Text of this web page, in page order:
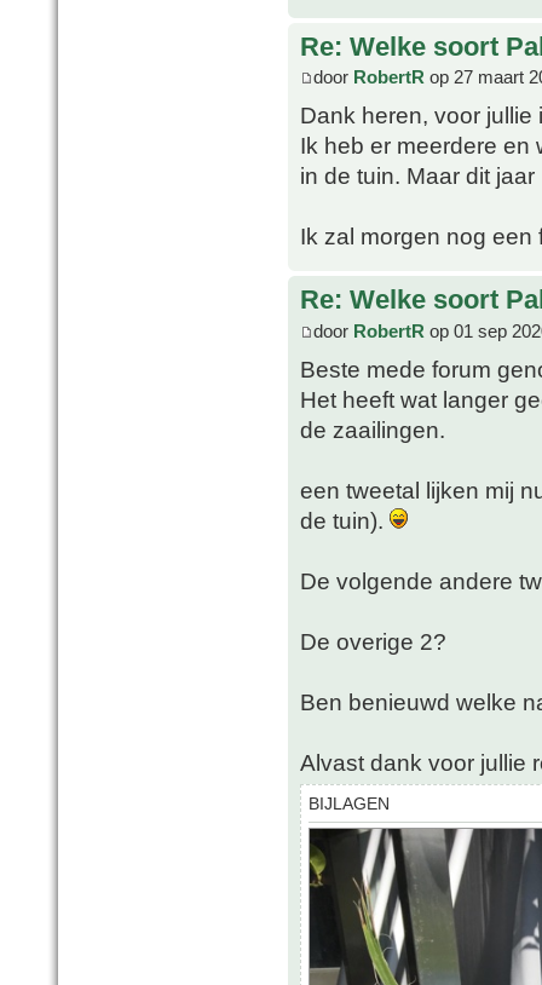
Re: Welke soort
door RobertR op 27 maart
Dank heren, voor jullie
Ik heb er meerdere en
in de tuin. Maar dit
Ik zal morgen nog
Re: Welke soort
door RobertR op 01 sep
Beste mede forum
Het heeft wat langer
de zaailingen.
een tweetal lijken mij
de tuin).
De volgende andere
De overige 2?
Ben benieuwd welke
Alvast dank voor jullie
BIJLAGEN